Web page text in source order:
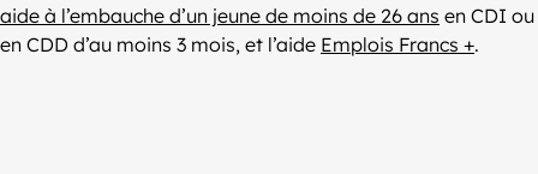
aide à l’embauche d’un jeune de moins de 26 ans en CDI ou
en CDD d’au moins 3 mois, et l’aide Emplois Francs +.